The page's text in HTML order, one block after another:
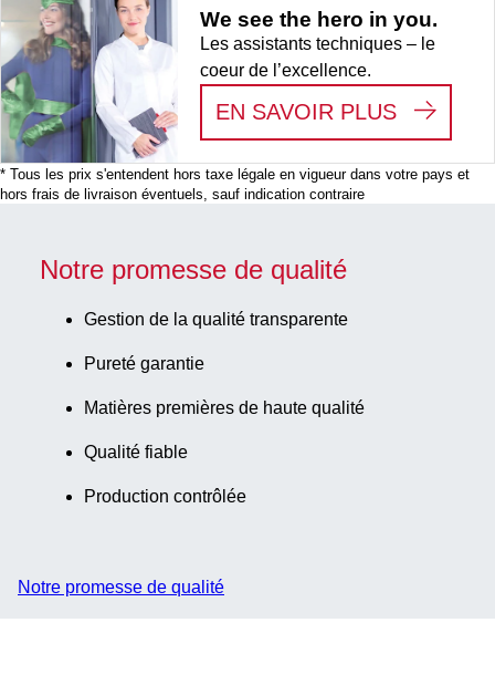
We see the hero in you.
Les assistants techniques – le
coeur de l’excellence.
EN SAVOIR PLUS: WE
* Tous les prix s'entendent hors taxe légale en vigueur dans votre pays et
hors frais de livraison éventuels, sauf indication contraire
Notre promesse de qualité
Gestion de la qualité transparente
Pureté garantie
Matières premières de haute qualité
Qualité fiable
Production contrôlée
Notre promesse de qualité